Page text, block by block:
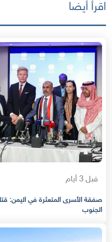
اقرأ أيضا
قبل 3 أيام
صفقة الأسرى المتعثرة في اليمن:
الجنوب